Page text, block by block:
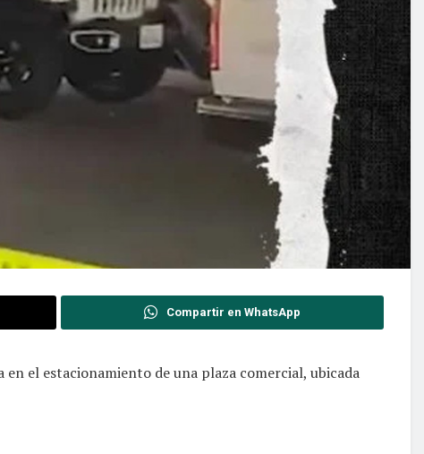
Compartir en WhatsApp
el estacionamiento de una plaza comercial, ubicada